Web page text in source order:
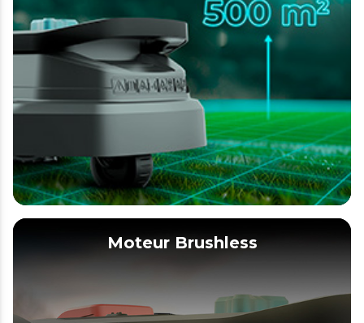
Moteur Brushless